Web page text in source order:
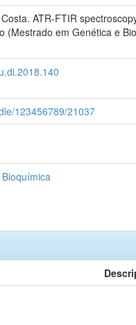
ATR-FTIR
(Mestrado em Genética e
123456789/21037